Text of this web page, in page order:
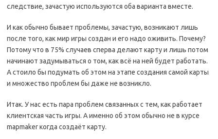
следствие, зачастую используются оба варианта вместе.
И как обычно бывает проблемы, зачастую, возникают лишь
после того, как мир игры создан и его надо оживить. Почему?
Потому что в 75% случаев сперва делают карту и лишь потом
начинают задумываться о том, как всё на ней будет работать.
А стоило бы подумать об этом на этапе создания самой карты
и множество проблем бы даже не возникло.
Итак. У нас есть пара проблем связанных с тем, как работает
клиентская часть игры. А именно об этом обычно не в курсе
mapmaker когда создаёт карту.